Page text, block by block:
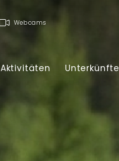
Webcams
Aktivitäten Unterkünfte